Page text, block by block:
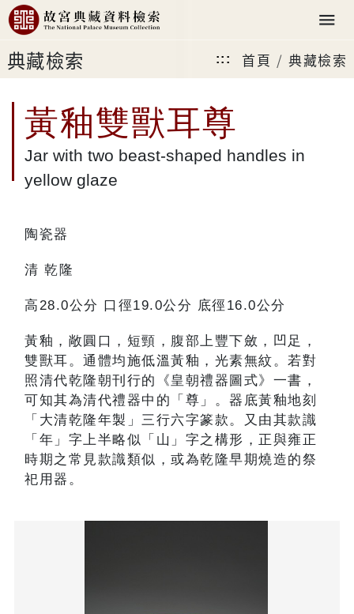
典藏檢索 ::: 首頁 典藏檢索
黃釉雙獸耳尊
Jar with two beast-shaped handles in
yellow glaze
陶瓷器
清 乾隆
高28.0公分 口徑19.0公分 底徑16.0公分
黃釉，敞圓口，短頸，腹部上豐下斂，凹足，
雙獸耳。通體均施低溫黃釉，光素無紋。若對
照清代乾隆朝刊行的《皇朝禮器圖式》一書，
可知其為清代禮器中的「尊」。器底黃釉地刻
「大清乾隆年製」三行六字篆款。又由其款識
「年」字上半略似「山」字之構形，正與雍正
時期之常見款識類似，或為乾隆早期燒造的祭
祀用器。